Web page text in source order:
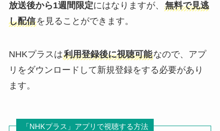
放送後から1週間限定にはなりますが、 無料で見逃
し配信を見ることができます。
NHKプラスは利用登録後に視聴可能なので、アプ
リをダウンロードして新規登録をする必要があり
ます。
「NHKプラス」アプリで視聴する方法